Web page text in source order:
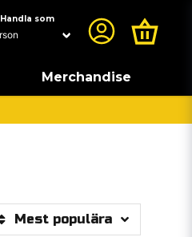
Handla som
Merchandise
Mest populära